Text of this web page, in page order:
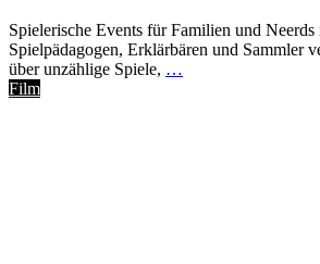
Spielerische Events für Familien und
Spielpädagogen, Erklärbären und Sammler
über unzählige Spiele, …
Film